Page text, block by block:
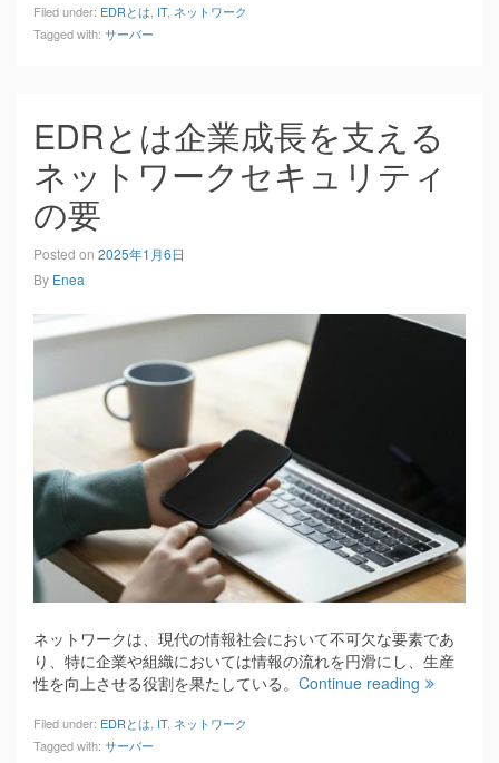
Filed under: EDRとは IT, ネットワーク
Tagged with: サーバー
EDRとは企業成長を支える
ネットワークセキュリティ
の要
Posted on 2025年1月6日
By Enea
ネットワークは、現代の情報社会において不可欠な要素であ
り、特に企業や組織においては情報の流れを円滑にし、生産
性を向上させる役割を果たしている。 Continue reading
Filed under: EDRとは, IT, ネットワーク
Tagged with: サーバー